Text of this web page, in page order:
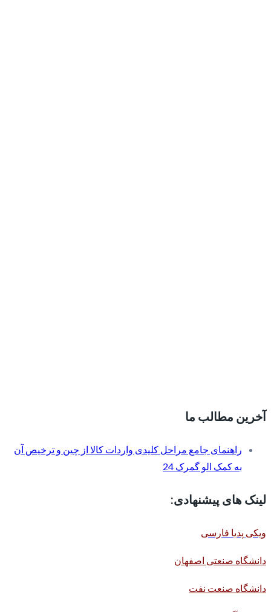
آخرین مطالب ما
راهنمای جامع مراحل کلیدی واردات کالا از چین و ترخیص آن
به کمک الو گمرک 24
لینک های پیشنهادی:
ویکی پدیا فارسی
دانشگاه صنعتی اصفهان
دانشگاه صنعت نفت